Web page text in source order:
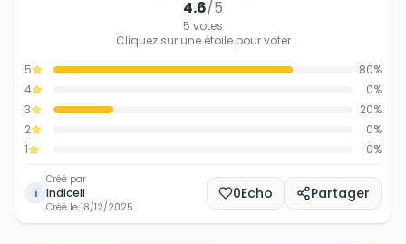
4.6/5
5 votes
Cliquez sur une étoile pour voter
5
80%
4
0%
3
20%
2
0%
1
0%
i
Créé par
Indiceli
Créé le 18/12/2025
0Echo Partager